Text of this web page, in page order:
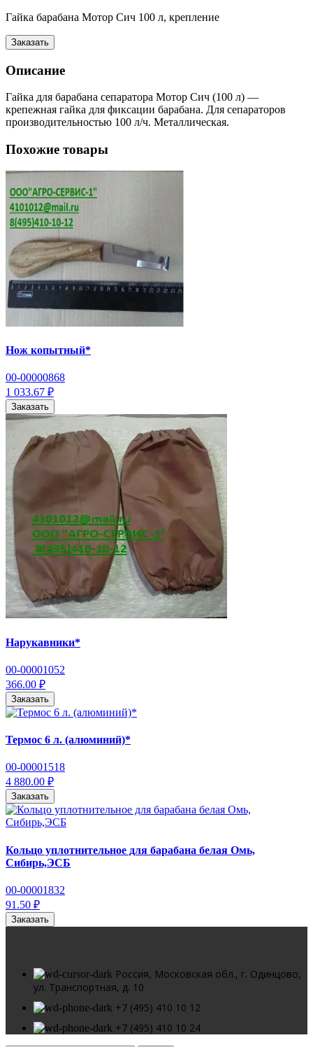
Гайка барабана Мотор Сич 100 л, крепление
Заказать
Описание
Гайка для барабана сепаратора Мотор Сич (100 л) —
крепежная гайка для фиксации барабана. Для сепараторов
производительностью 100 л/ч. Металлическая.
Похожие товары
Нож копытный*
00-00000868
1 033.67 ₽
Заказать
Нарукавники*
00-00001052
366.00 ₽
Заказать
Термос 6 л. (алюминий)*
00-00001518
4 880.00 ₽
Заказать
Кольцо уплотнительное для барабана белая Омь,
Сибирь,ЭСБ
00-00001832
91.50 ₽
Заказать
Россия, Московская обл., г. Одинцово,
ул. Транспортная, д. 10
+7 (495) 410 10 12
+7 (495) 410 10 24